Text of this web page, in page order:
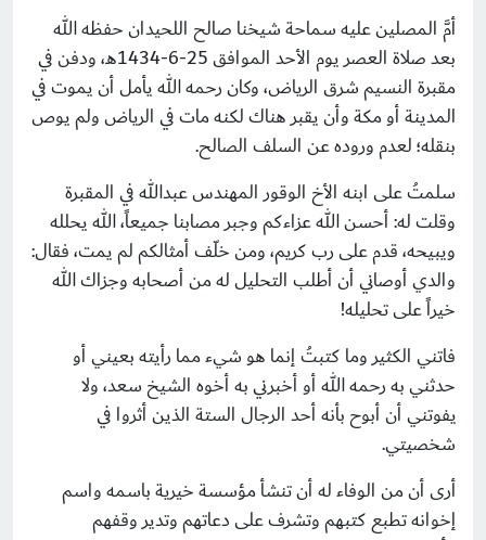
أمَّ المصلين عليه سماحة شيخنا صالح اللحيدان حفظه الله
بعد صلاة العصر يوم الأحد الموافق 25-6-1434هـ، ودفن في
مقبرة النسيم شرق الرياض، وكان رحمه الله يأمل أن يموت في
المدينة أو مكة وأن يقبر هناك لكنه مات في الرياض ولم يوص
بنقله؛ لعدم وروده عن السلف الصالح.
سلمتُ على ابنه الأخ الوقور المهندس عبدالله في المقبرة
وقلت له: أحسن الله عزاءكم وجبر مصابنا جميعاً، الله يحلله
ويبيحه، قدم على رب كريم، ومن خلّف أمثالكم لم يمت، فقال:
والدي أوصاني أن أطلب التحليل له من أصحابه وجزاك الله
خيراً على تحليله!
فاتني الكثير وما كتبتُ إنما هو شيء مما رأيته بعيني أو
حدثني به رحمه الله أو أخبرني به أخوه الشيخ سعد، ولا
يفوتني أن أبوح بأنه أحد الرجال الستة الذين أثروا في
شخصيتي.
أرى أن من الوفاء له أن تنشأ مؤسسة خيرية باسمه واسم
إخوانه تطبع كتبهم وتشرف على دعاتهم وتدير وقفهم